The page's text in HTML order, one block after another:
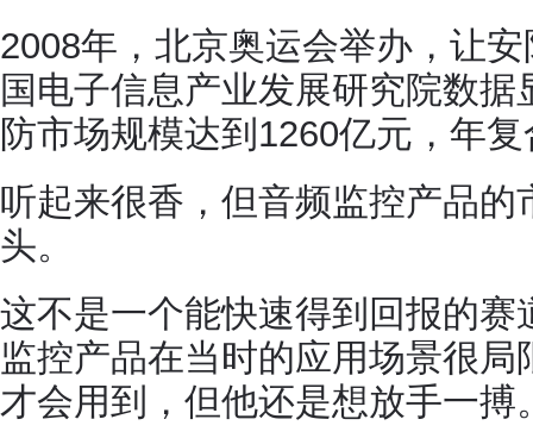
2008年，北京奥运会举办，让
国电子信息产业发展研究院数
防市场规模达到1260亿元，年
听起来很香，但音频监控产品
头。
这不是一个能快速得到回报的
监控产品在当时的应用场景很
才会用到，但他还是想放手一搏